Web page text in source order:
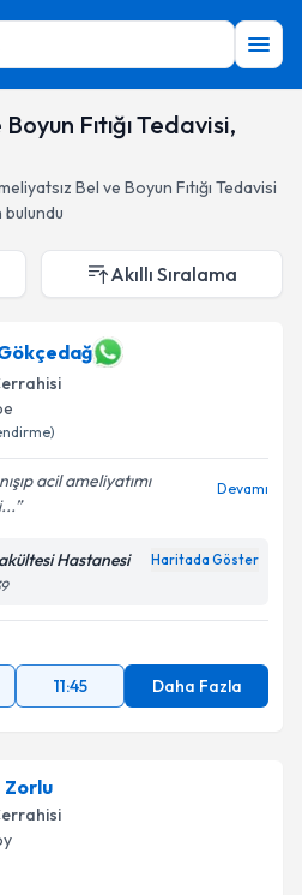
Fıtığı Tedavisi,
Bel ve Boyun Fıtığı Tedavisi
Akıllı Sıralama
acil ameliyatımı
Devamı
Hastanesi Haritada Göster
11:45 Daha Fazla
Zorlu